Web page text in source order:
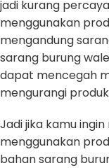
jadi kurang
menggunakan
mengandung
sarang burung
dapat mencegah
mengurangi
Jadi jika kamu
menggunakan
bahan sarang